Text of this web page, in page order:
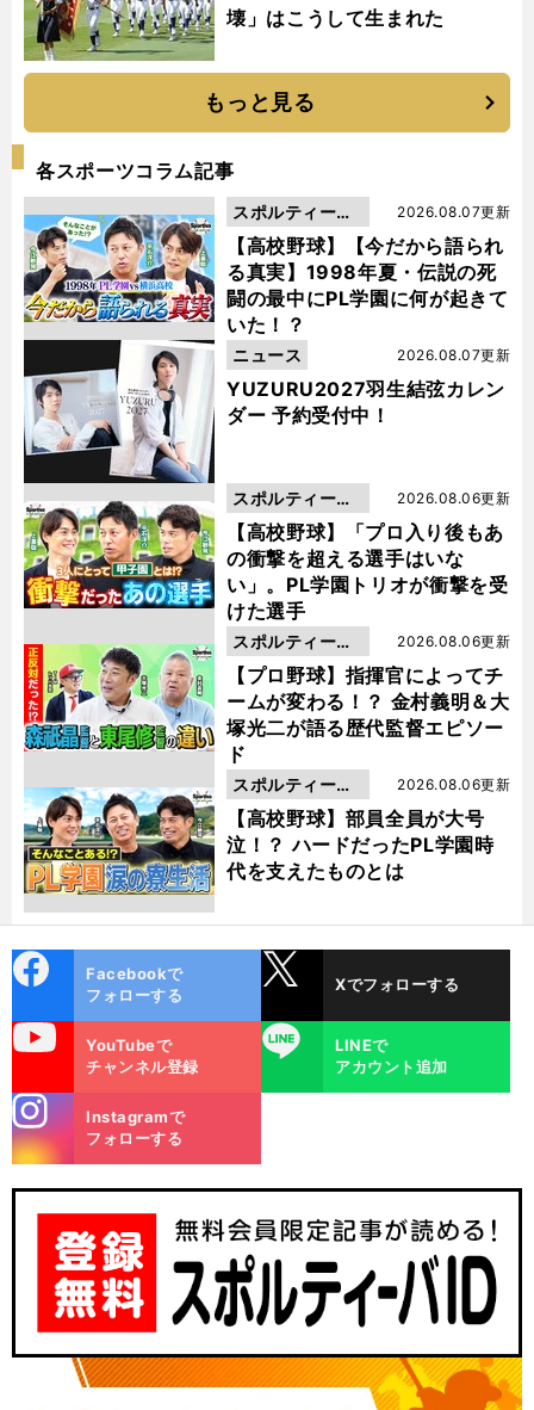
壊」はこうして生まれた
もっと見る
各スポーツコラム記事
【高校野球】【今だから語られ
る真実】1998年夏・伝説の死
闘の最中にPL学園に何が起きて
いた！？
2026.08.07更新
スポルティーバ
動画
YUZURU2027羽生結弦カレン
ダー 予約受付中！
2026.08.07更新
ニュース
【高校野球】「プロ入り後もあ
の衝撃を超える選手はいな
い」。PL学園トリオが衝撃を受
けた選手
2026.08.06更新
スポルティーバ
動画
【プロ野球】指揮官によってチ
ームが変わる！？ 金村義明＆大
塚光二が語る歴代監督エピソー
ド
2026.08.06更新
スポルティーバ
動画
【高校野球】部員全員が大号
泣！？ ハードだったPL学園時
代を支えたものとは
2026.08.06更新
スポルティーバ
動画
ok
Facebookで
フォローする
Xでフォローする
YouTubeで
チャンネル登録
LINE
LINEで
アカウント追加
m
Instagramで
フォローする